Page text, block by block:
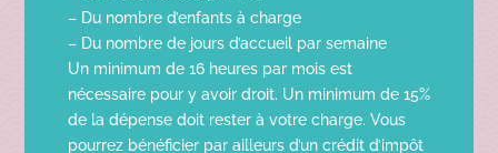
– Du nombre d’enfants à charge
– Du nombre de jours d’accueil par semaine
Un minimum de 16 heures par mois est
nécessaire pour y avoir droit. Un minimum de 15%
de la dépense doit rester à votre charge. Vous
pourrez bénéficier par ailleurs d’un crédit d’impôt